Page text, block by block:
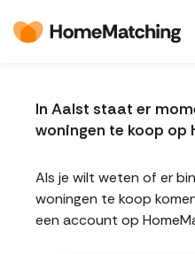
In Aalst staat er
woningen te koop op
Als je wilt weten of er
woningen te koop
een account op